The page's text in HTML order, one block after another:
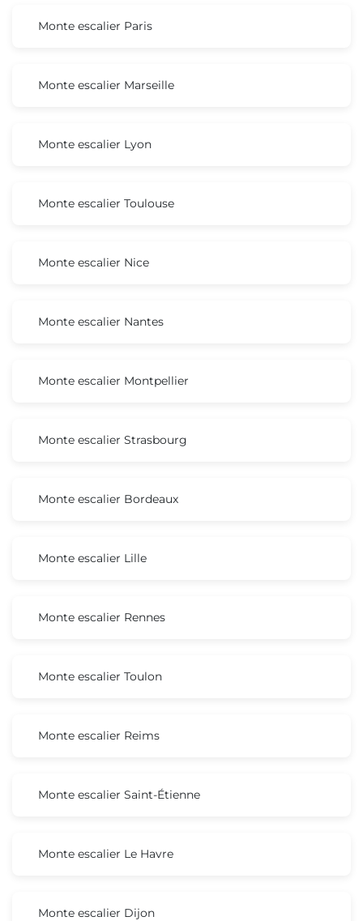
Monte escalier Paris
Monte escalier Marseille
Monte escalier Lyon
Monte escalier Toulouse
Monte escalier Nice
Monte escalier Nantes
Monte escalier Montpellier
Monte escalier Strasbourg
Monte escalier Bordeaux
Monte escalier Lille
Monte escalier Rennes
Monte escalier Toulon
Monte escalier Reims
Monte escalier Saint-Étienne
Monte escalier Le Havre
Monte escalier Dijon